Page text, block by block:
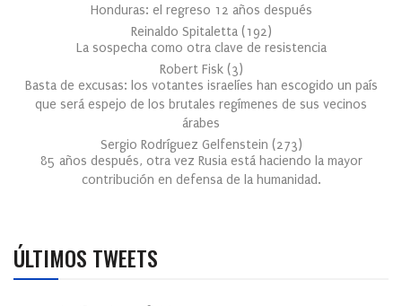
Honduras: el regreso 12 años después
Reinaldo Spitaletta (192)
La sospecha como otra clave de resistencia
Robert Fisk (3)
Basta de excusas: los votantes israelíes han escogido un país
que será espejo de los brutales regímenes de sus vecinos
árabes
Sergio Rodríguez Gelfenstein (273)
85 años después, otra vez Rusia está haciendo la mayor
contribución en defensa de la humanidad.
ÚLTIMOS TWEETS